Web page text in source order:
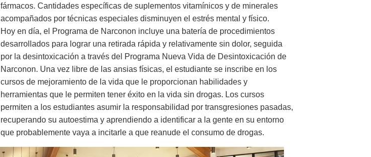
fármacos. Cantidades específicas de suplementos vitamínicos y de minerales
acompañados por técnicas especiales disminuyen el estrés mental y físico.
Hoy en día, el Programa de Narconon incluye una batería de procedimientos
desarrollados para lograr una retirada rápida y relativamente sin dolor, seguida
por la desintoxicación a través del Programa Nueva Vida de Desintoxicación de
Narconon. Una vez libre de las ansias físicas, el estudiante se inscribe en los
cursos de mejoramiento de la vida que le proporcionan habilidades y
herramientas que le permiten tener éxito en la vida sin drogas. Los cursos
permiten a los estudiantes asumir la responsabilidad por transgresiones pasadas,
recuperando su autoestima y aprendiendo a identificar a la gente en su entorno
que probablemente vaya a incitarle a que reanude el consumo de drogas.